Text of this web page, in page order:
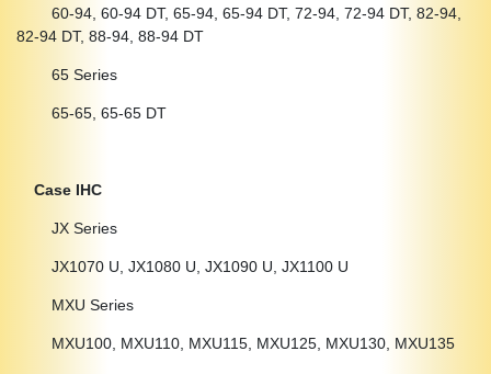
60-94, 60-94 DT, 65-94, 65-94 DT, 72-94, 72-94 DT, 82-94,
82-94 DT, 88-94, 88-94 DT
65 Series
65-65, 65-65 DT
Case IHC
JX Series
JX1070 U, JX1080 U, JX1090 U, JX1100 U
MXU Series
MXU100, MXU110, MXU115, MXU125, MXU130, MXU135